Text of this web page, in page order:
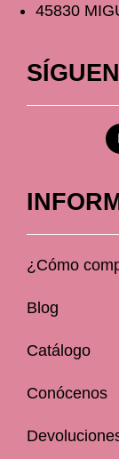
45830
¿Cómo
Blog
Catálogo
Conócenos